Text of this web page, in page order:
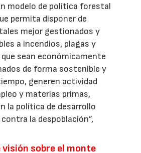
modelo de política forestal
permita disponer de
mejor gestionados y
a incendios, plagas y
sean económicamente
de forma sostenible y
generen actividad
y materias primas,
la política de desarrollo
la despoblación”,
visión sobre el monte